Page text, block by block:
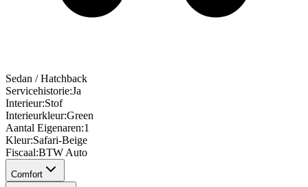
Sedan / Hatchback
Servicehistorie:Ja
Interieur:Stof
Interieurkleur:Green
Aantal Eigenaren:1
Kleur:Safari-Beige
Fiscaal:BTW Auto
Comfort